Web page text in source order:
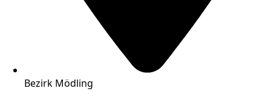
Bezirk Mödling